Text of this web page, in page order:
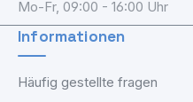
Mo-Fr, 09:00 - 16:00 Uhr
Informationen
Häufig gestellte fragen